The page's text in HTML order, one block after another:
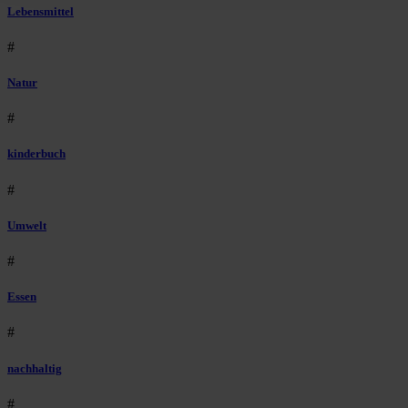
Lebensmittel
#
Natur
#
kinderbuch
#
Umwelt
#
Essen
#
nachhaltig
#